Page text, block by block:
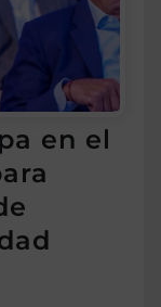
en el